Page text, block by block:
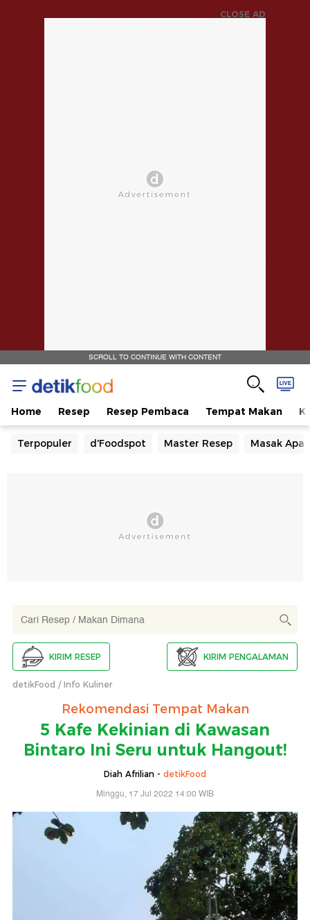
CLOSE AD
SCROLL TO CONTINUE WITH CONTENT
Home Resep Resep Pembaca Tempat Makan
Terpopuler d'Foodspot Master Resep Masak Apa
KIRIM RESEP KIRIM PENGALAMAN
detikFood Info Kuliner
Rekomendasi Tempat Makan
5 Kafe Kekinian di Kawasan
Bintaro Ini Seru untuk Hangout!
Diah Afrilian - detikFood
Minggu, 17 Jul 2022 14:00 WIB